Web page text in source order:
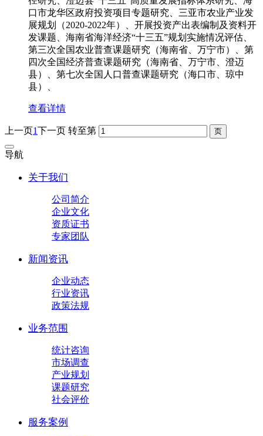
口市龙华区政府投资项目专题研究、三亚市农业产业发
展规划（2020-2022年）、开展投资产出表编制及资料开
发课题、海南省海洋经济“十三五”规划实施情况评估、
第三次全国农业普查课题研究（海南省、万宁市）、第
四次全国经济普查课题研究（海南省、万宁市、澄迈
县）、第七次全国人口普查课题研究（海口市、琼中
县）、
查看详情
上一页1下一页 转至第
导航
关于我们
公司简介
企业文化
资质证书
专家团队
新闻资讯
企业动态
行业资讯
政策法规
业务范围
统计咨询
市场调查
产业规划
课题研究
社会评价
服务案例